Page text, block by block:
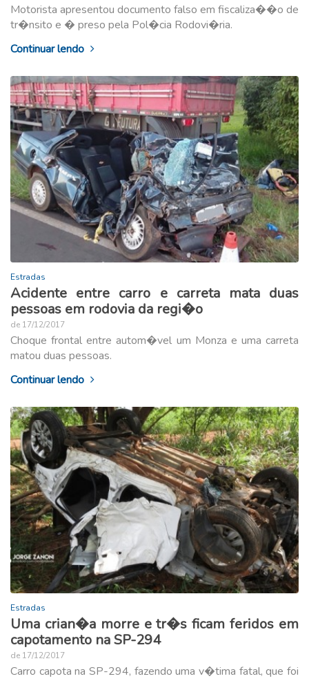
Motorista apresentou documento falso em fiscaliza��o de
tr�nsito e � preso pela Pol�cia Rodovi�ria.
Continuar lendo
Estradas
Acidente entre carro e carreta mata duas
pessoas em rodovia da regi�o
de 17/12/2017
Choque frontal entre autom�vel um Monza e uma carreta
matou duas pessoas.
Continuar lendo
Estradas
Uma crian�a morre e tr�s ficam feridos em
capotamento na SP-294
de 17/12/2017
Carro capota na SP-294, fazendo uma v�tima fatal, que foi